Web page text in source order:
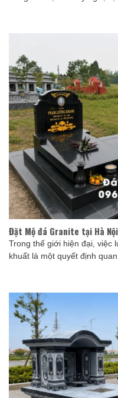
Đặt Mộ đá Granite tại Hà
Trong thế giới hiện đại, việc
khuất là một quyết định